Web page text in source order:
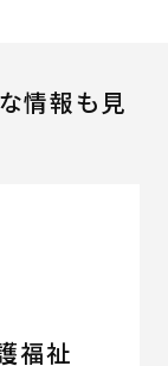
情報も見
福祉